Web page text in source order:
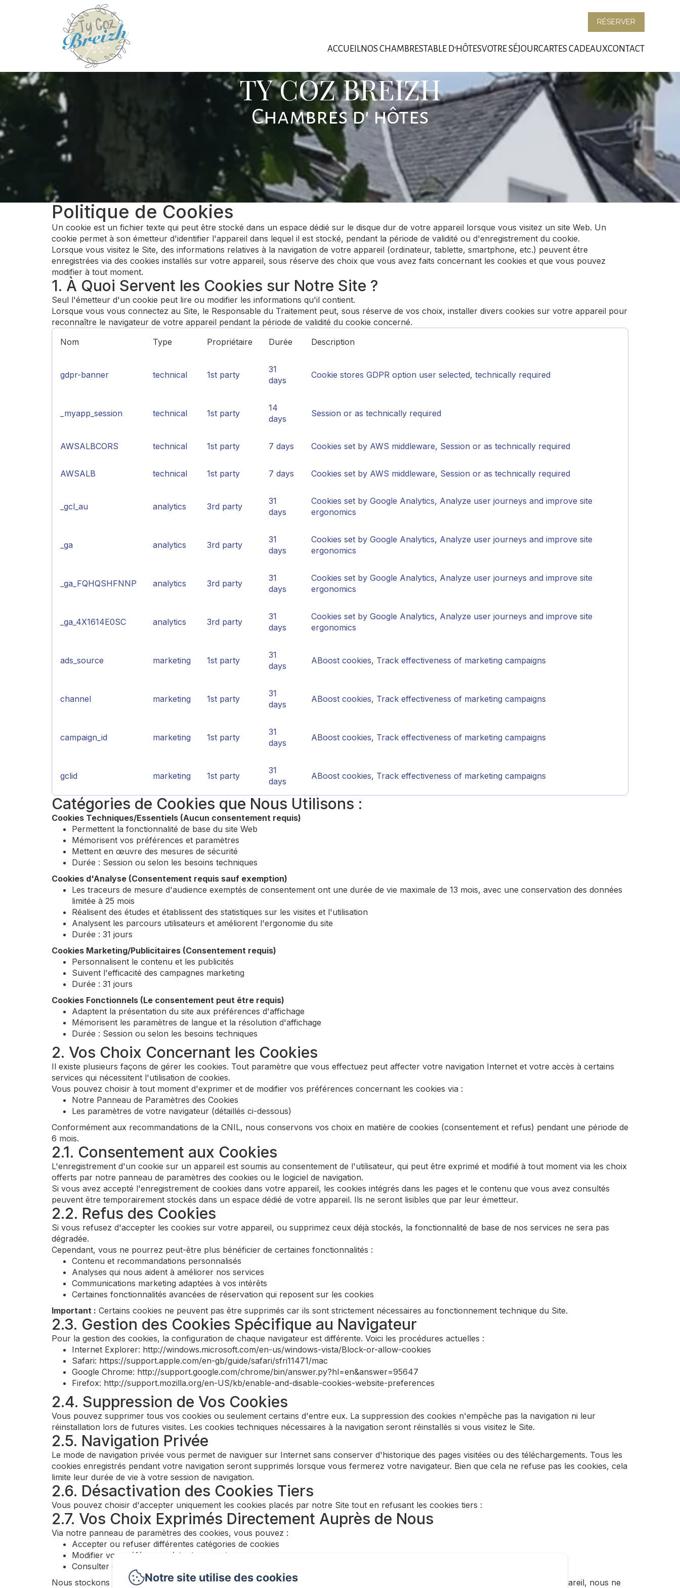
RÉSERVER
ACCUEILNOS CHAMBRESTABLE D'HÔTESVOTRE SÉJOURCARTES CADEAUXCONTACT
TY COZ BREIZH
Chambres d' hôtes
Politique de Cookies
Un cookie est un fichier texte qui peut être stocké dans un espace dédié sur le disque dur de votre appareil lorsque vous visitez un site Web. Un
cookie permet à son émetteur d'identifier l'appareil dans lequel il est stocké, pendant la période de validité ou d'enregistrement du cookie.
Lorsque vous visitez le Site, des informations relatives à la navigation de votre appareil (ordinateur, tablette, smartphone, etc.) peuvent être
enregistrées via des cookies installés sur votre appareil, sous réserve des choix que vous avez faits concernant les cookies et que vous pouvez
modifier à tout moment.
1. À Quoi Servent les Cookies sur Notre Site ?
Seul l'émetteur d'un cookie peut lire ou modifier les informations qu'il contient.
Lorsque vous vous connectez au Site, le Responsable du Traitement peut, sous réserve de vos choix, installer divers cookies sur votre appareil pour
reconnaître le navigateur de votre appareil pendant la période de validité du cookie concerné.
Nom
Type Propriétaire Durée Description
gdpr-banner technical 1st party
31
days
Cookie stores GDPR option user selected, technically required
_myapp_session technical 1st party
14
days
Session or as technically required
AWSALBCORS technical 1st party 7 days Cookies set by AWS middleware, Session or as technically required
AWSALB technical 1st party 7 days Cookies set by AWS middleware, Session or as technically required
_gcl_au analytics 3rd party
31
days
Cookies set by Google Analytics, Analyze user journeys and improve site
ergonomics
_ga analytics 3rd party
31
days
Cookies set by Google Analytics, Analyze user journeys and improve site
ergonomics
_ga_FQHQSHFNNP analytics 3rd party
31
days
Cookies set by Google Analytics, Analyze user journeys and improve site
ergonomics
_ga_4X1614E0SC analytics 3rd party
31
days
Cookies set by Google Analytics, Analyze user journeys and improve site
ergonomics
ads_source marketing 1st party
31
days
ABoost cookies, Track effectiveness of marketing campaigns
channel marketing 1st party
31
days
ABoost cookies, Track effectiveness of marketing campaigns
campaign_id marketing 1st party
31
days
ABoost cookies, Track effectiveness of marketing campaigns
gclid marketing 1st party
31
days
ABoost cookies, Track effectiveness of marketing campaigns
Catégories de Cookies que Nous Utilisons :
Cookies Techniques/Essentiels (Aucun consentement requis)
Permettent la fonctionnalité de base du site Web
Mémorisent vos préférences et paramètres
Mettent en œuvre des mesures de sécurité
Durée : Session ou selon les besoins techniques
Cookies d'Analyse (Consentement requis sauf exemption)
Les traceurs de mesure d'audience exemptés de consentement ont une durée de vie maximale de 13 mois, avec une conservation des données
limitée à 25 mois
Réalisent des études et établissent des statistiques sur les visites et l'utilisation
Analysent les parcours utilisateurs et améliorent l'ergonomie du site
Durée : 31 jours
Cookies Marketing/Publicitaires (Consentement requis)
Personnalisent le contenu et les publicités
Suivent l'efficacité des campagnes marketing
Durée : 31 jours
Cookies Fonctionnels (Le consentement peut être requis)
Adaptent la présentation du site aux préférences d'affichage
Mémorisent les paramètres de langue et la résolution d'affichage
Durée : Session ou selon les besoins techniques
2. Vos Choix Concernant les Cookies
Il existe plusieurs façons de gérer les cookies. Tout paramètre que vous effectuez peut affecter votre navigation Internet et votre accès à certains
services qui nécessitent l'utilisation de cookies.
Vous pouvez choisir à tout moment d'exprimer et de modifier vos préférences concernant les cookies via :
Notre Panneau de Paramètres des Cookies
Les paramètres de votre navigateur (détaillés ci-dessous)
Conformément aux recommandations de la CNIL, nous conservons vos choix en matière de cookies (consentement et refus) pendant une période de
6 mois.
2.1. Consentement aux Cookies
L'enregistrement d'un cookie sur un appareil est soumis au consentement de l'utilisateur, qui peut être exprimé et modifié à tout moment via les choix
offerts par notre panneau de paramètres des cookies ou le logiciel de navigation.
Si vous avez accepté l'enregistrement de cookies dans votre appareil, les cookies intégrés dans les pages et le contenu que vous avez consultés
peuvent être temporairement stockés dans un espace dédié de votre appareil. Ils ne seront lisibles que par leur émetteur.
2.2. Refus des Cookies
Si vous refusez d'accepter les cookies sur votre appareil, ou supprimez ceux déjà stockés, la fonctionnalité de base de nos services ne sera pas
dégradée.
Cependant, vous ne pourrez peut-être plus bénéficier de certaines fonctionnalités :
Contenu et recommandations personnalisés
Analyses qui nous aident à améliorer nos services
Communications marketing adaptées à vos intérêts
Certaines fonctionnalités avancées de réservation qui reposent sur les cookies
Important : Certains cookies ne peuvent pas être supprimés car ils sont strictement nécessaires au fonctionnement technique du Site.
2.3. Gestion des Cookies Spécifique au Navigateur
Pour la gestion des cookies, la configuration de chaque navigateur est différente. Voici les procédures actuelles :
Internet Explorer: http://windows.microsoft.com/en-us/windows-vista/Block-or-allow-cookies
Safari: https://support.apple.com/en-gb/guide/safari/sfri11471/mac
Google Chrome: http://support.google.com/chrome/bin/answer.py?hl=en&answer=95647
Firefox: http://support.mozilla.org/en-US/kb/enable-and-disable-cookies-website-preferences
2.4. Suppression de Vos Cookies
Vous pouvez supprimer tous vos cookies ou seulement certains d'entre eux. La suppression des cookies n'empêche pas la navigation ni leur
réinstallation lors de futures visites. Les cookies techniques nécessaires à la navigation seront réinstallés si vous visitez le Site.
2.5. Navigation Privée
Le mode de navigation privée vous permet de naviguer sur Internet sans conserver d'historique des pages visitées ou des téléchargements. Tous les
cookies enregistrés pendant votre navigation seront supprimés lorsque vous fermerez votre navigateur. Bien que cela ne refuse pas les cookies, cela
limite leur durée de vie à votre session de navigation.
2.6. Désactivation des Cookies Tiers
Vous pouvez choisir d'accepter uniquement les cookies placés par notre Site tout en refusant les cookies tiers :
2.7. Vos Choix Exprimés Directement Auprès de Nous
Via notre panneau de paramètres des cookies, vous pouvez :
Accepter ou refuser différentes catégories de cookies
Modifier vos préférences à tout moment
Consulter des informations détaillées sur chaque cookie que nous utilisons
Nous stockons un cookie de préférence pour mémoriser vos choix pendant 12 mois. Si vous supprimez tous les cookies de votre appareil, nous ne
Notre site utilise des cookies